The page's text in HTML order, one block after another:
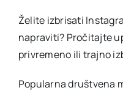
Želite izbrisati
napraviti? Pročitajte
privremeno ili trajno
Popularna društvena